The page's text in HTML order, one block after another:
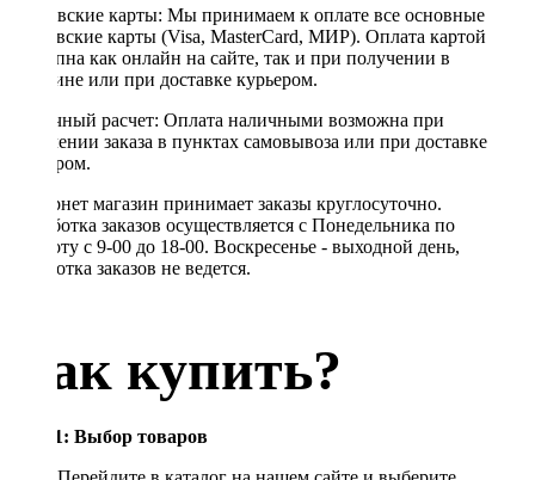
Банковские карты: Мы принимаем к оплате все основные
банковские карты (Visa, MasterCard, МИР). Оплата картой
доступна как онлайн на сайте, так и при получении в
магазине или при доставке курьером.
Наличный расчет: Оплата наличными возможна при
получении заказа в пунктах самовывоза или при доставке
курьером.
Интернет магазин принимает заказы круглосуточно.
Обработка заказов осуществляется с Понедельника по
Субботу с 9-00 до 18-00. Воскресенье - выходной день,
обработка заказов не ведется.
Как купить?
Шаг 1: Выбор товаров